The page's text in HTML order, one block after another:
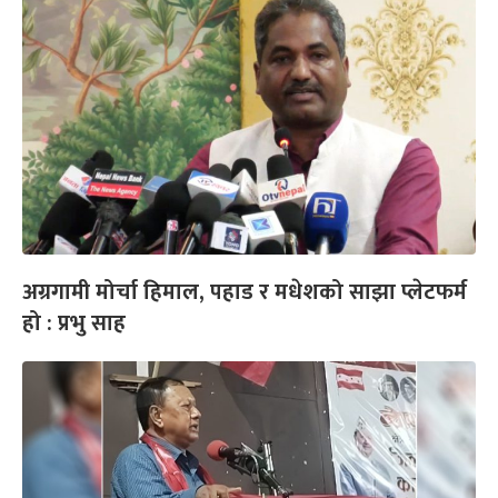
अग्रगामी मोर्चा हिमाल, पहाड र मधेशको साझा प्लेटफर्म
हो : प्रभु साह